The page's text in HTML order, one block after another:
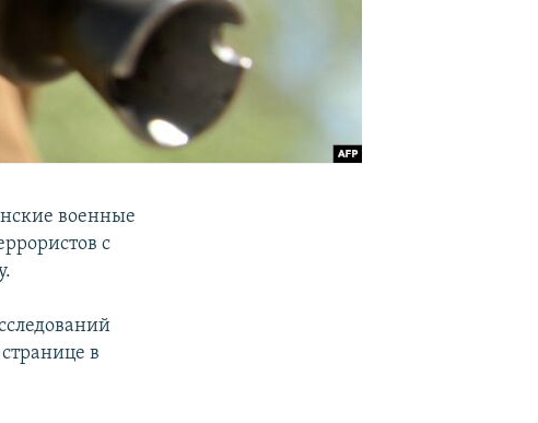
военные
с
в